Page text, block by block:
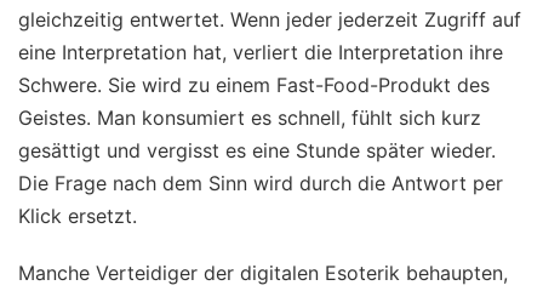
gleichzeitig entwertet. Wenn jeder jederzeit Zugriff auf
eine Interpretation hat, verliert die Interpretation ihre
Schwere. Sie wird zu einem Fast-Food-Produkt des
Geistes. Man konsumiert es schnell, fühlt sich kurz
gesättigt und vergisst es eine Stunde später wieder.
Die Frage nach dem Sinn wird durch die Antwort per
Klick ersetzt.
Manche Verteidiger der digitalen Esoterik behaupten,